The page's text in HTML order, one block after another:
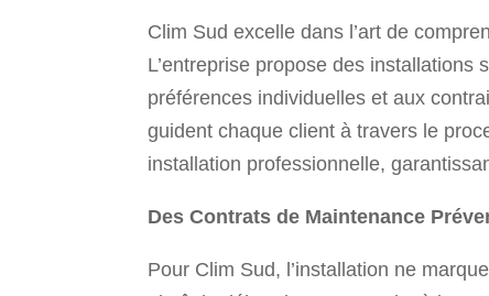
Clim Sud excelle dans l’art de
L’entreprise propose des
préférences individuelles et aux
guident chaque client à travers le
installation professionnelle,
Des Contrats de Maintenance
Pour Clim Sud, l’installation ne